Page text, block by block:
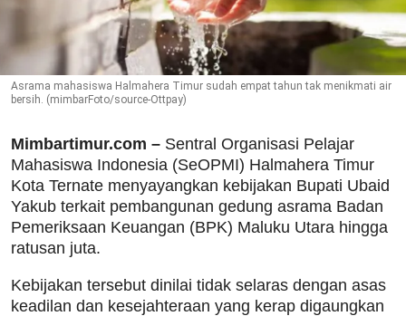
Asrama mahasiswa Halmahera Timur sudah empat tahun tak menikmati air
bersih. (mimbarFoto/source-Ottpay)
Mimbartimur.com – Sentral Organisasi Pelajar
Mahasiswa Indonesia (SeOPMI) Halmahera Timur
Kota Ternate menyayangkan kebijakan Bupati Ubaid
Yakub terkait pembangunan gedung asrama Badan
Pemeriksaan Keuangan (BPK) Maluku Utara hingga
ratusan juta.
Kebijakan tersebut dinilai tidak selaras dengan asas
keadilan dan kesejahteraan yang kerap digaungkan